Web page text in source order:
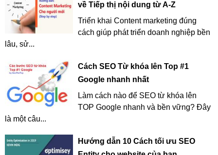
về Tiếp thị nội dung từ A-Z
Triển khai Content marketing đúng
cách giúp phát triển doanh nghiệp bền
lâu, sử...
Cách SEO Từ khóa lên Top #1
Google nhanh nhất
Làm cách nào để SEO từ khóa lên
TOP Google nhanh và bền vững? Đây
là một câu...
Hướng dẫn 10 Cách tối ưu SEO